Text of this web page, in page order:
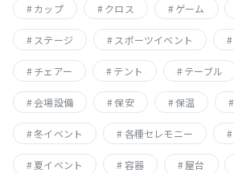
カップ クロス ゲーム
ステージ スポーツイベント
チェアー テント テーブル
会場設備 保安 保温
冬イベント 各種セレモニー
夏イベント 容器 屋台